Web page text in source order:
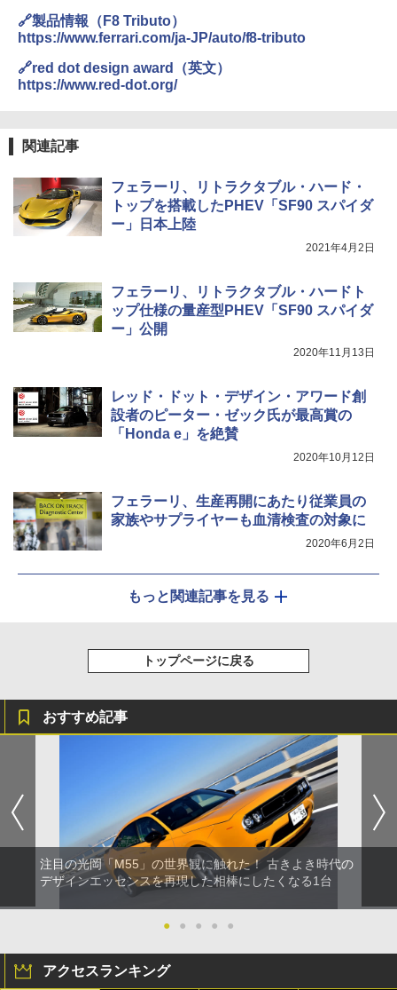
🔗製品情報（F8 Tributo）
https://www.ferrari.com/ja-JP/auto/f8-tributo
🔗red dot design award（英文）
https://www.red-dot.org/
関連記事
フェラーリ、リトラクタブル・ハード・
トップを搭載したPHEV「SF90 スパイダ
ー」日本上陸
2021年4月2日
フェラーリ、リトラクタブル・ハードト
ップ仕様の量産型PHEV「SF90 スパイダ
ー」公開
2020年11月13日
レッド・ドット・デザイン・アワード創
設者のピーター・ゼック氏が最高賞の
「Honda e」を絶賛
2020年10月12日
フェラーリ、生産再開にあたり従業員の
家族やサプライヤーも血清検査の対象に
2020年6月2日
もっと関連記事を見る
トップページに戻る
おすすめ記事
注目の光岡「M55」の世界観に触れた！ 古きよき時代の
デザインエッセンスを再現した相棒にしたくなる1台
● ● ● ● ●
アクセスランキング